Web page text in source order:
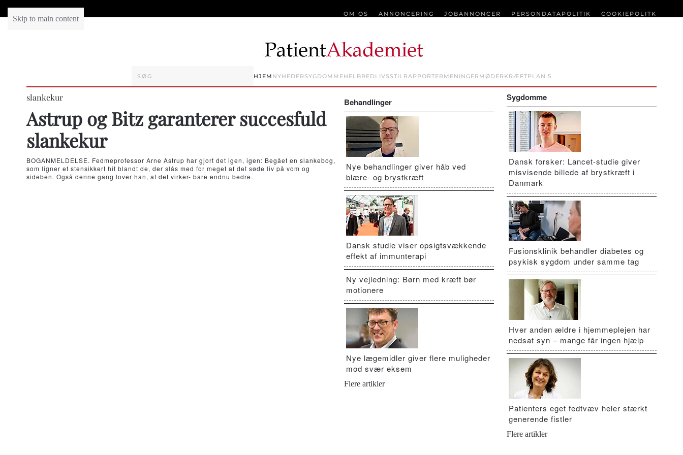
Skip to main content
OM OS ANNONCERING JOBANNONCER PERSONDATAPOLITIK COOKIEPOLITK
HJEM NYHEDER SYGDOMMEHELBREDLIVSSTILRAPPORTER MENINGER MØDER KRÆFTPLAN 5
slankekur
Astrup og Bitz garanterer succesfuld
slankekur
BOGANMELDELSE. Fedmeprofessor Arne Astrup har gjort det igen, igen: Begået en slankebog,
som ligner et stensikkert hit blandt de, der slås med for meget af det søde liv på vom og
sideben. Også denne gang lover han, at det virker- bare endnu bedre.
Behandlinger
Nye behandlinger giver håb ved
blære- og brystkræft
Dansk studie viser opsigtsvækkende
effekt af immunterapi
Ny vejledning: Børn med kræft bør
motionere
Nye lægemidler giver flere muligheder
mod svær eksem
Flere artikler
Sygdomme
Dansk forsker: Lancet-studie giver
misvisende billede af brystkræft i
Danmark
Fusionsklinik behandler diabetes og
psykisk sygdom under samme tag
Hver anden ældre i hjemmeplejen har
nedsat syn – mange får ingen hjælp
Patienters eget fedtvæv heler stærkt
generende fistler
Flere artikler